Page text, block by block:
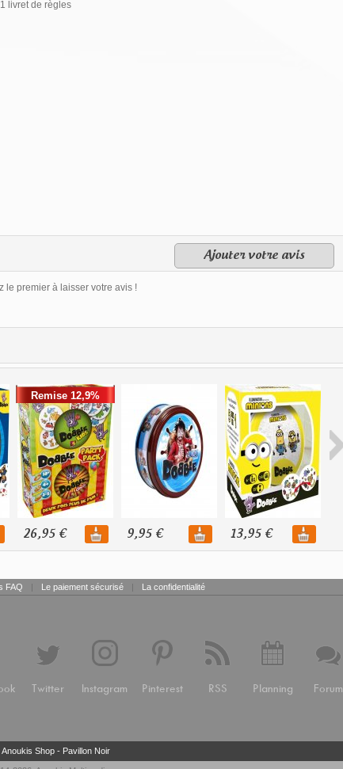
livret de règles
Ajouter votre avis
le premier à laisser votre avis !
Remise 12,9%
26,95 € 9,95 € 13,95 €
FAQ | Le paiement sécurisé | La confidentialité
Twitter Instagram Pinterest RSS Planning Forum
Anoukis Shop- Pavillon Noir